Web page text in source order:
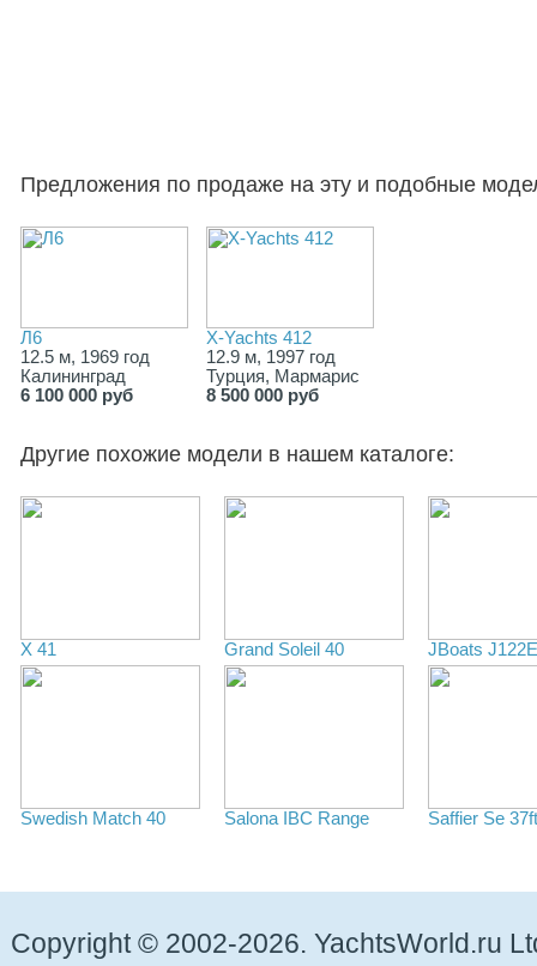
Предложения по продаже на эту и подобные
Л6
12.5 м, 1969 год
Калининград
6 100 000 руб
X-Yachts 412
12.9 м, 1997 год
Турция, Мармарис
8 500 000 руб
Другие похожие модели в нашем каталоге:
X 41 Grand Soleil 40 JBoats
Swedish Match 40 Salona IBC Range Saffier Se
Copyright © 2002-2026. YachtsWorld.ru